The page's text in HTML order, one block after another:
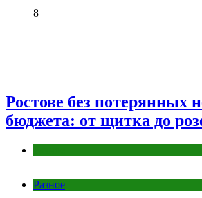
8
Ростове без потерянных
бюджета: от щитка до
Разное